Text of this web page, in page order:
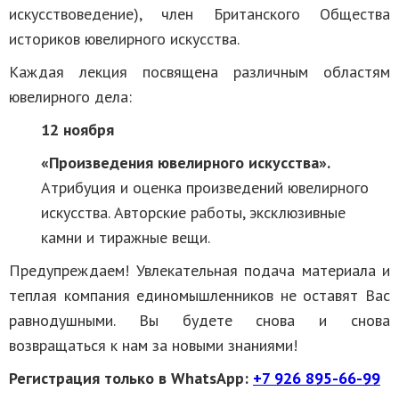
искусствоведение), член Британского Общества
историков ювелирного искусства.
Каждая лекция посвящена различным областям
ювелирного дела:
12 ноября
«Произведения ювелирного искусства».
Атрибуция и оценка произведений ювелирного
искусства. Авторские работы, эксклюзивные
камни и тиражные вещи.
Предупреждаем! Увлекательная подача материала и
теплая компания единомышленников не оставят Вас
равнодушными. Вы будете снова и снова
возвращаться к нам за новыми знаниями!
Регистрация только в WhatsApp: +7 926 895-66-99